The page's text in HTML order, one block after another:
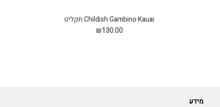
Childish Gambino Kauai תקליט
₪130.00
מידע